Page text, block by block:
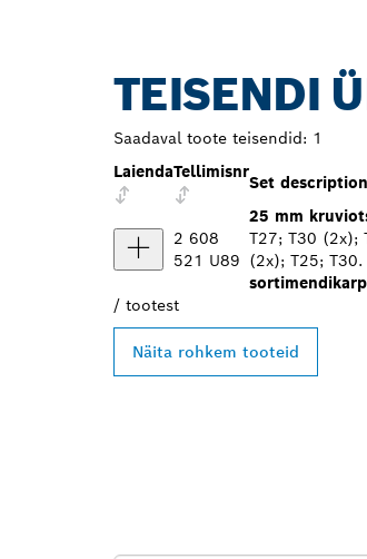
TEISENDI
Saadaval toote teisendid: 1
LaiendaTellimisnr
Set description
2 608
521 U89
25 mm
T27; T30 (2x);
(2x); T25; T30.
/ tootest
Näita rohkem tooteid